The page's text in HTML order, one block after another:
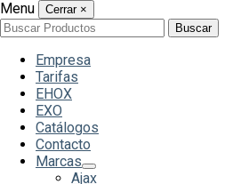
Menu Cerrar ×
Buscar
por:
Buscar
Empresa
Tarifas
EHOX
EXO
Catálogos
Contacto
Marcas
Ajax